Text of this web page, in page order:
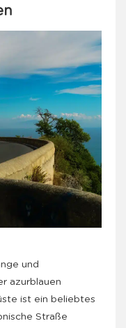
und
azurblauen
ist ein beliebtes
Straße